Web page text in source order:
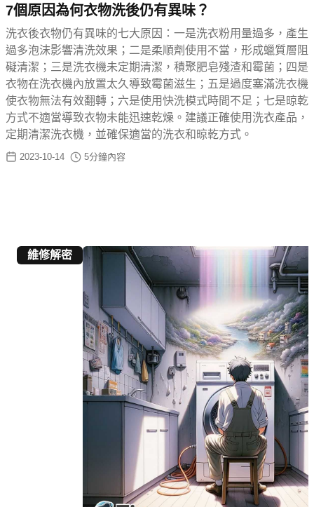
7個原因為何衣物洗後仍有異味？
洗衣後衣物仍有異味的七大原因：一是洗衣粉用量過多，產生
過多泡沫影響清洗效果；二是柔順劑使用不當，形成蠟質層阻
礙清潔；三是洗衣機未定期清潔，積聚肥皂殘渣和霉菌；四是
衣物在洗衣機內放置太久導致霉菌滋生；五是過度塞滿洗衣機
使衣物無法有效翻轉；六是使用快洗模式時間不足；七是晾乾
方式不適當導致衣物未能迅速乾燥。建議正確使用洗衣產品，
定期清潔洗衣機，並確保適當的洗衣和晾乾方式。
2023-10-14 5分鐘內容
維修解密